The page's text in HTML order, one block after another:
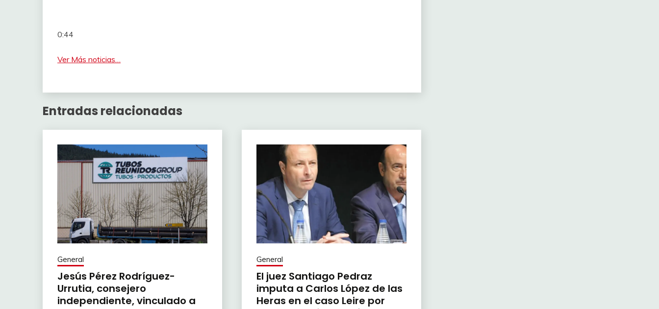
0:44
Ver Más noticias…
Entradas relacionadas
General
Jesús Pérez Rodríguez-
Urrutia, consejero
independiente, vinculado a
General
El juez Santiago Pedraz
imputa a Carlos López de las
Heras en el caso Leire por